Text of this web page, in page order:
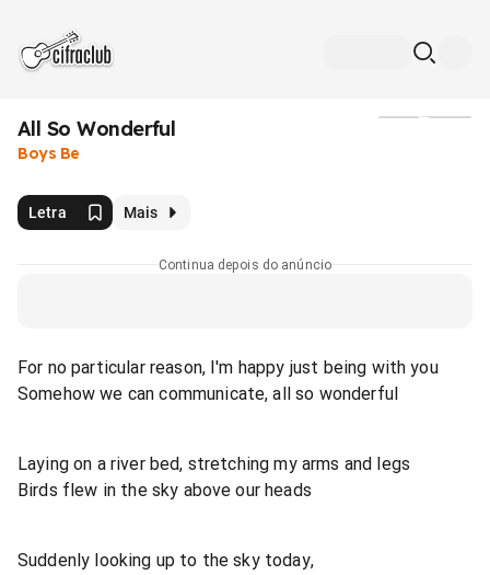
All So Wonderful
Boys Be
Letra Mais
Continua depois do anúncio
For no particular reason, I'm happy just being with you
Somehow we can communicate, all so wonderful
Laying on a river bed, stretching my arms and legs
Birds flew in the sky above our heads
Suddenly looking up to the sky today,